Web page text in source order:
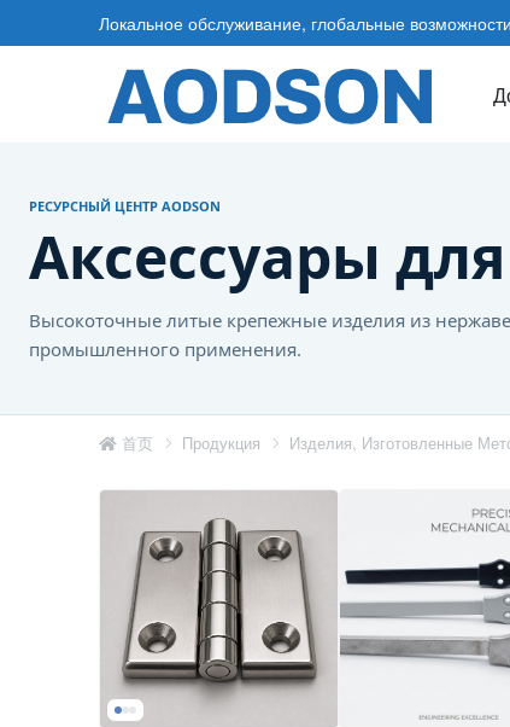
Локальное обслуживание, глобальные
РЕСУРСНЫЙ ЦЕНТР AODSON
Аксессуары
Высокоточные литые крепежные изделия из
промышленного применения.
首页 Продукция Изделия, Изготовленные